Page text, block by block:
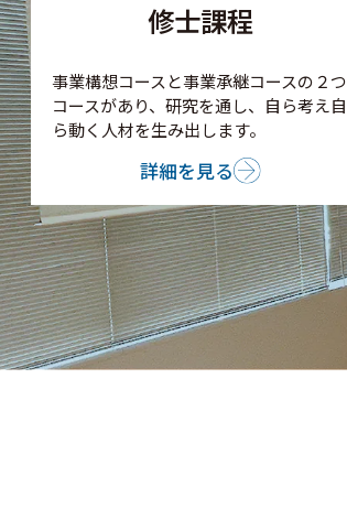
修士課程
事業構想コースと事業承継コースの２つ
コースがあり、研究を通し、自ら考え自
ら動く人材を生み出します。
詳細を見る